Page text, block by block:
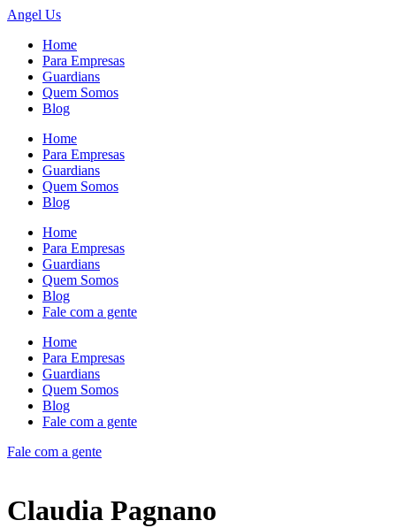
Angel Us
Home
Para Empresas
Guardians
Quem Somos
Blog
Home
Para Empresas
Guardians
Quem Somos
Blog
Home
Para Empresas
Guardians
Quem Somos
Blog
Fale com a gente
Home
Para Empresas
Guardians
Quem Somos
Blog
Fale com a gente
Fale com a gente
Claudia Pagnano